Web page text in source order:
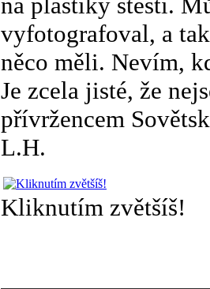
vyfotografoval, a
něco měli. Nevím,
Je zcela jisté, že
přívržencem
L.H.
Kliknutím zvětšíš!